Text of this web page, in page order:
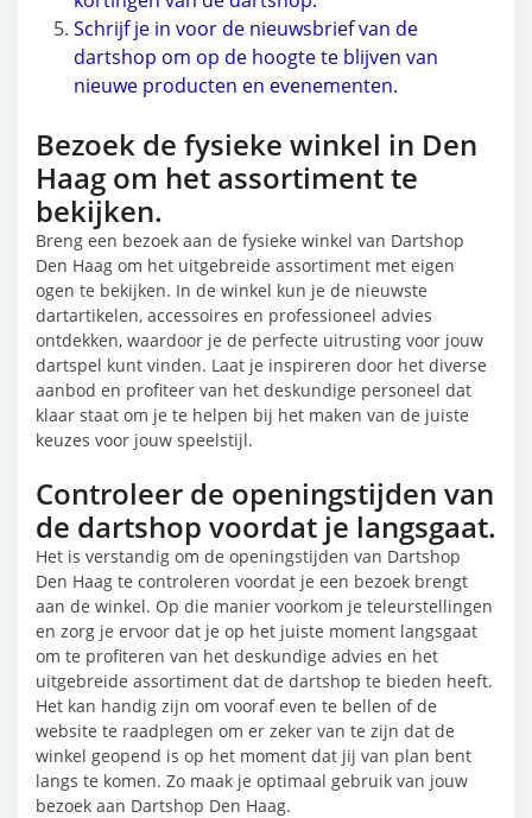
Schrijf je in voor de nieuwsbrief van de
dartshop om op de hoogte te blijven van
nieuwe producten en evenementen.
Bezoek de fysieke winkel in Den
Haag om het assortiment te
bekijken.
Breng een bezoek aan de fysieke winkel van Dartshop
Den Haag om het uitgebreide assortiment met eigen
ogen te bekijken. In de winkel kun je de nieuwste
dartartikelen, accessoires en professioneel advies
ontdekken, waardoor je de perfecte uitrusting voor jouw
dartspel kunt vinden. Laat je inspireren door het diverse
aanbod en profiteer van het deskundige personeel dat
klaar staat om je te helpen bij het maken van de juiste
keuzes voor jouw speelstijl.
Controleer de openingstijden van
de dartshop voordat je langsgaat.
Het is verstandig om de openingstijden van Dartshop
Den Haag te controleren voordat je een bezoek brengt
aan de winkel. Op die manier voorkom je teleurstellingen
en zorg je ervoor dat je op het juiste moment langsgaat
om te profiteren van het deskundige advies en het
uitgebreide assortiment dat de dartshop te bieden heeft.
Het kan handig zijn om vooraf even te bellen of de
website te raadplegen om er zeker van te zijn dat de
winkel geopend is op het moment dat jij van plan bent
langs te komen. Zo maak je optimaal gebruik van jouw
bezoek aan Dartshop Den Haag.